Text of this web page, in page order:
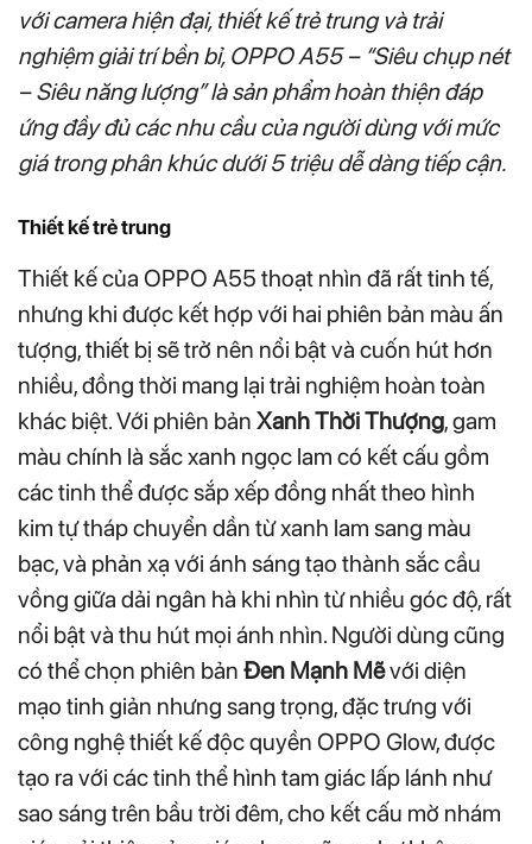
với camera hiện đại, thiết kế trẻ trung và trải
nghiệm giải trí bền bỉ, OPPO A55 – “Siêu chụp nét
– Siêu năng lượng” là sản phẩm hoàn thiện đáp
ứng đầy đủ các nhu cầu của người dùng với mức
giá trong phân khúc dưới 5 triệu dễ dàng tiếp cận.
Thiết kế trẻ trung
Thiết kế của OPPO A55 thoạt nhìn đã rất tinh tế,
nhưng khi được kết hợp với hai phiên bản màu ấn
tượng, thiết bị sẽ trở nên nổi bật và cuốn hút hơn
nhiều, đồng thời mang lại trải nghiệm hoàn toàn
khác biệt. Với phiên bản Xanh Thời Thượng, gam
màu chính là sắc xanh ngọc lam có kết cấu gồm
các tinh thể được sắp xếp đồng nhất theo hình
kim tự tháp chuyển dần từ xanh lam sang màu
bạc, và phản xạ với ánh sáng tạo thành sắc cầu
vồng giữa dải ngân hà khi nhìn từ nhiều góc độ, rất
nổi bật và thu hút mọi ánh nhìn. Người dùng cũng
có thể chọn phiên bản Đen Mạnh Mẽvới diện
mạo tinh giản nhưng sang trọng, đặc trưng với
công nghệ thiết kế độc quyền OPPO Glow, được
tạo ra với các tinh thể hình tam giác lấp lánh như
sao sáng trên bầu trời đêm, cho kết cấu mờ nhám